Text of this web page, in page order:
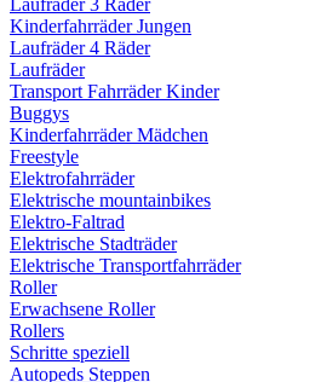
Laufräder 3 Räder
Kinderfahrräder Jungen
Laufräder 4 Räder
Laufräder
Transport Fahrräder Kinder
Buggys
Kinderfahrräder Mädchen
Freestyle
Elektrofahrräder
Elektrische mountainbikes
Elektro-Faltrad
Elektrische Stadträder
Elektrische Transportfahrräder
Roller
Erwachsene Roller
Rollers
Schritte speziell
Autopeds Steppen